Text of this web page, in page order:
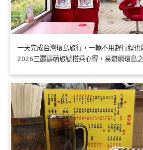
一天完成台灣環島旅行，一輛不用趕行程也
2026三麗鷗萌旅號搭乘心得，易遊網環島